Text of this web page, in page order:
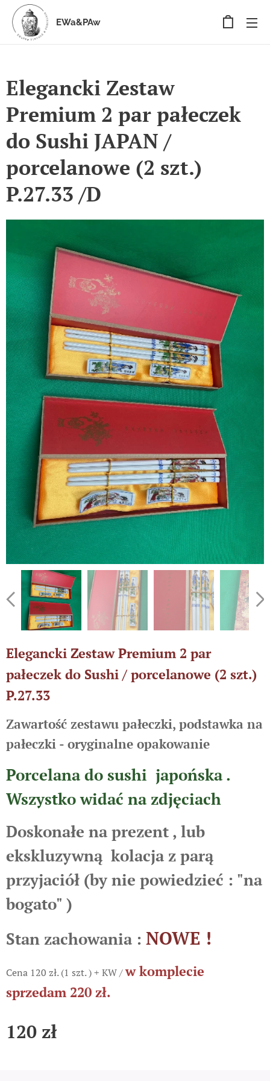
EWa&PAw
Elegancki Zestaw
Premium 2 par pałeczek
do Sushi JAPAN /
porcelanowe (2 szt.)
P.27.33 /D
Elegancki Zestaw Premium 2 par
pałeczek do Sushi / porcelanowe (2 szt.)
P.27.33
Zawartość zestawu pałeczki, podstawka na
pałeczki - oryginalne opakowanie
Porcelana do sushi japońska .
Wszystko widać na zdjęciach
Doskonałe na prezent , lub
ekskluzywną kolacja z parą
przyjaciół (by nie powiedzieć : "na
bogato" )
Stan zachowania : NOWE !
Cena 120 zł. (1 szt. ) + KW /w komplecie
sprzedam 220 zł.
120 zł